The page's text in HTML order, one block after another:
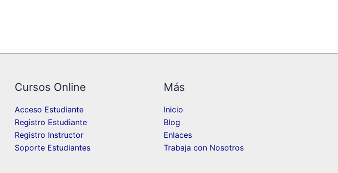
Cursos Online
Acceso Estudiante
Registro Estudiante
Registro Instructor
Soporte Estudiantes
Más
Inicio
Blog
Enlaces
Trabaja con Nosotros